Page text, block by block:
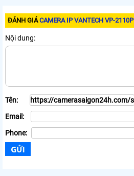
ĐÁNH GIÁCAMERA IP VANTECH VP-2110P
Nội dung:
Tên:
Email:
Phone: